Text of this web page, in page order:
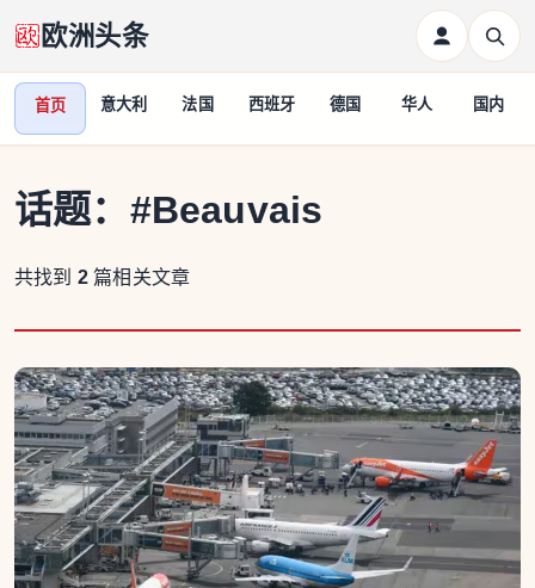
欧洲头条
首页 意大利 法国 西班牙 德国 华人 国内
话题： #Beauvais
共找到 2 篇相关文章